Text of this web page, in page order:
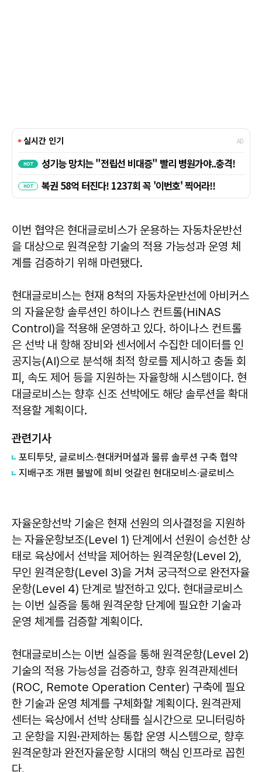
이번 협약은 현대글로비스가 운용하는 자동차운반선
을 대상으로 원격운항 기술의 적용 가능성과 운영 체
계를 검증하기 위해 마련됐다.
현대글로비스는 현재 8척의 자동차운반선에 아비커스
의 자율운항 솔루션인 하이나스 컨트롤(HiNAS
Control)을 적용해 운영하고 있다. 하이나스 컨트롤
은 선박 내 항해 장비와 센서에서 수집한 데이터를 인
공지능(AI)으로 분석해 최적 항로를 제시하고 충돌 회
피, 속도 제어 등을 지원하는 자율항해 시스템이다. 현
대글로비스는 향후 신조 선박에도 해당 솔루션을 확대
적용할 계획이다.
관련기사
포티투닷, 글로비스·현대커머셜과 물류 솔루션 구축 협약
지배구조 개편 불발에 희비 엇갈린 현대모비스·글로비스
자율운항선박 기술은 현재 선원의 의사결정을 지원하
는 자율운항보조(Level 1) 단계에서 선원이 승선한 상
태로 육상에서 선박을 제어하는 원격운항(Level 2),
무인 원격운항(Level 3)을 거쳐 궁극적으로 완전자율
운항(Level 4) 단계로 발전하고 있다. 현대글로비스
는 이번 실증을 통해 원격운항 단계에 필요한 기술과
운영 체계를 검증할 계획이다.
현대글로비스는 이번 실증을 통해 원격운항(Level 2)
기술의 적용 가능성을 검증하고, 향후 원격관제센터
(ROC, Remote Operation Center) 구축에 필요
한 기술과 운영 체계를 구체화할 계획이다. 원격관제
센터는 육상에서 선박 상태를 실시간으로 모니터링하
고 운항을 지원·관제하는 통합 운영 시스템으로, 향후
원격운항과 완전자율운항 시대의 핵심 인프라로 꼽힌
다.